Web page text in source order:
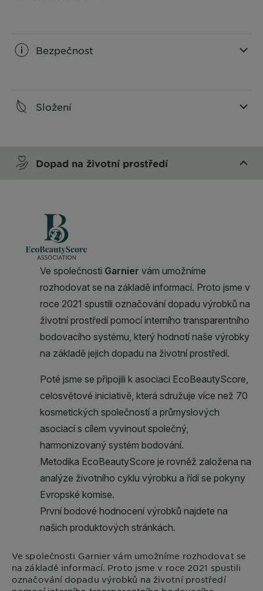
Bezpečnost
Složení
Dopad na životní prostředí
Ve společnosti Garnier vám umožníme rozhodovat se
na základě informací. Proto jsme v roce 2021 spustili
označování dopadu výrobků na životní prostředí